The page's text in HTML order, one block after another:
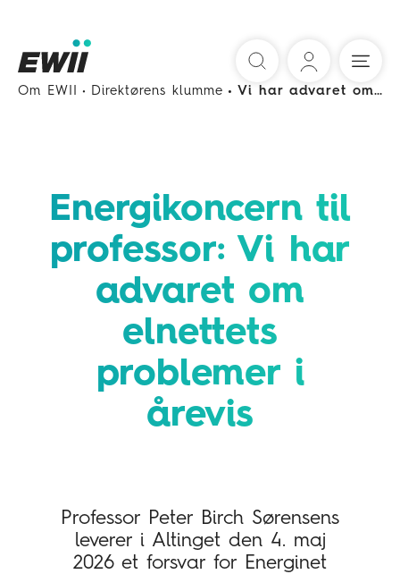
Om EWII Direktørens klumme Vi har advaret om elnettets problemer i årevis
Energikoncern til
professor: Vi har
advaret om
elnettets
problemer i
årevis
Professor Peter Birch Sørensens
leverer i Altinget den 4. maj
2026 et forsvar for Energinet